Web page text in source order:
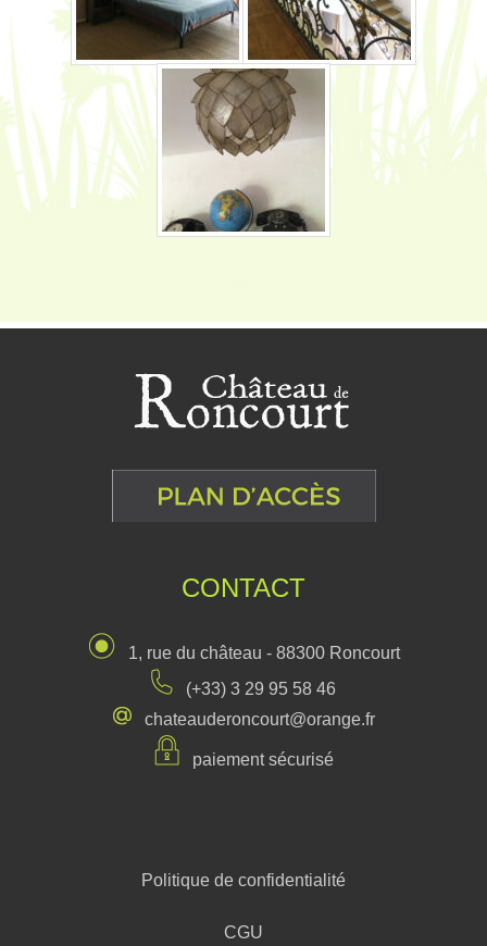
CONTACT
1, rue du château - 88300 Roncourt
(+33) 3 29 95 58 46
chateauderoncourt@orange.fr
paiement sécurisé
Politique de confidentialité
CGU